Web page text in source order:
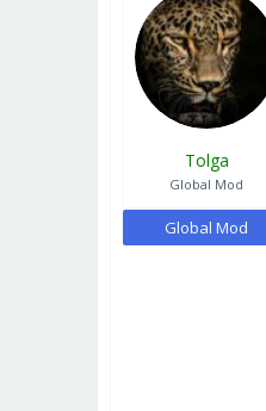
b
a
ş
n
g
ı
ç
t
a
h
Tolga
Global Mod
Global Mod